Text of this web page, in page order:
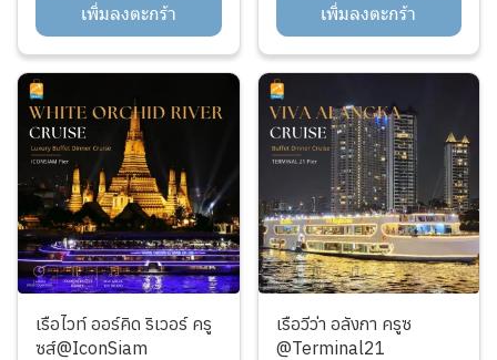
เพิ่มลงตะกร้า เพิ่มลงตะกร้า
เรือไวท์ ออร์คิด ริเวอร์ ครู
ซส์@IconSiam
เรือวีว่า อลังกา ครูซ
@Terminal21